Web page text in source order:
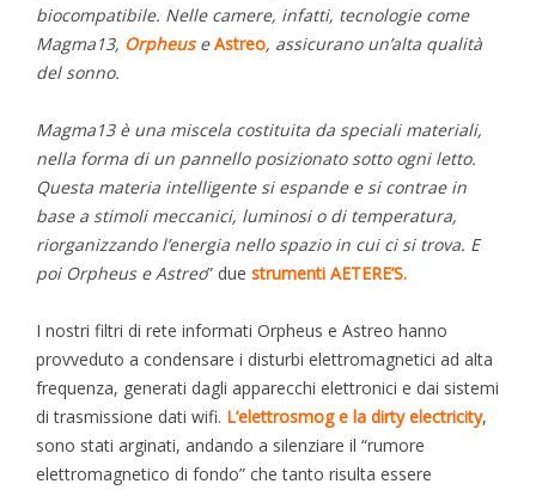
biocompatibile. Nelle camere, infatti, tecnologie come
Magma13, OrpheuseAstreo, assicurano un’alta qualità
del sonno.
Magma13 è una miscela costituita da speciali materiali,
nella forma di un pannello posizionato sotto ogni letto.
Questa materia intelligente si espande e si contrae in
base a stimoli meccanici, luminosi o di temperatura,
riorganizzando l’energia nello spazio in cui ci si trova. E
poi Orpheus e Astreo” due strumenti AETERE’S.
I nostri filtri di rete informati Orpheus e Astreo hanno
provveduto a condensare i disturbi elettromagnetici ad alta
frequenza, generati dagli apparecchi elettronici e dai sistemi
di trasmissione dati wifi. L’elettrosmog e la dirty electricity,
sono stati arginati, andando a silenziare il “rumore
elettromagnetico di fondo” che tanto risulta essere